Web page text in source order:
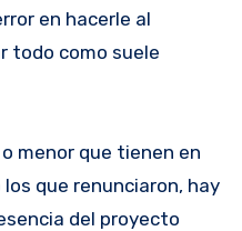
en hacerle al
todo como suele
menor que tienen en
que renunciaron, hay
del proyecto